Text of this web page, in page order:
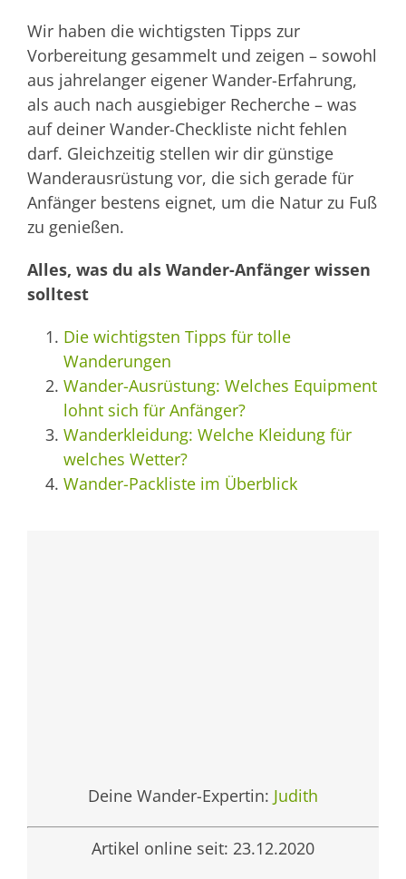
Wir haben die wichtigsten Tipps zur
Vorbereitung gesammelt und zeigen – sowohl
aus jahrelanger eigener Wander-Erfahrung,
als auch nach ausgiebiger Recherche – was
auf deiner Wander-Checkliste nicht fehlen
darf. Gleichzeitig stellen wir dir günstige
Wanderausrüstung vor, die sich gerade für
Anfänger bestens eignet, um die Natur zu Fuß
zu genießen.
Alles, was du als Wander-Anfänger wissen
solltest
Die wichtigsten Tipps für tolle
Wanderungen
Wander-Ausrüstung: Welches Equipment
lohnt sich für Anfänger?
Wanderkleidung: Welche Kleidung für
welches Wetter?
Wander-Packliste im Überblick
Deine Wander-Expertin: Judith
Artikel online seit: 23.12.2020